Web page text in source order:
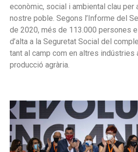
econòmic, social i ambiental clau per
nostre poble. Segons l’Informe del
de 2020, més de 113.000 persones
d’alta a la Seguretat Social del
tant al camp com en altres indústries
producció agrària.